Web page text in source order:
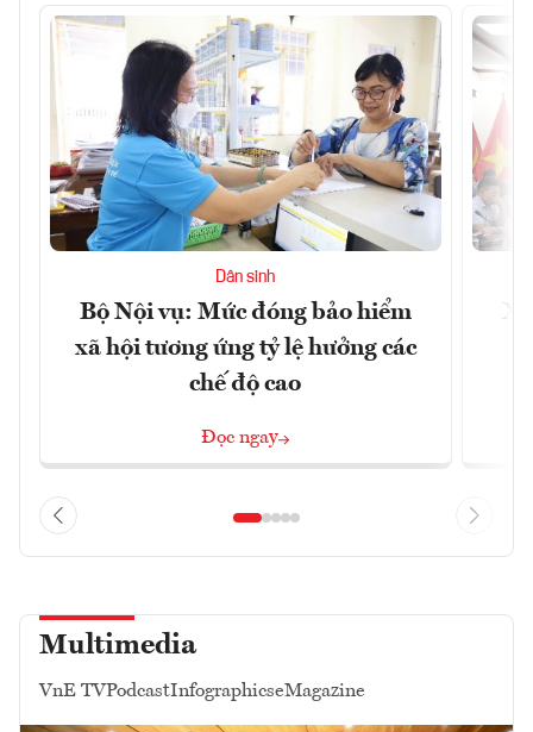
Dân sinh
Bộ Nội vụ: Mức đóng bảo hiểm
xã hội tương ứng tỷ lệ hưởng các
chế độ cao
Đọc ngay
Multimedia
VnE TVPodcastInfographicseMagazine